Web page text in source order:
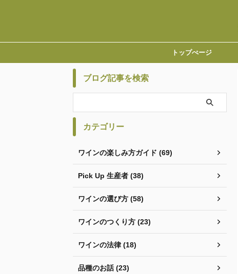
トップぺージ
ブログ記事を検索
カテゴリー
ワインの楽しみ方ガイド (69)
Pick Up 生産者 (38)
ワインの選び方 (58)
ワインのつくり方 (23)
ワインの法律 (18)
品種のお話 (23)